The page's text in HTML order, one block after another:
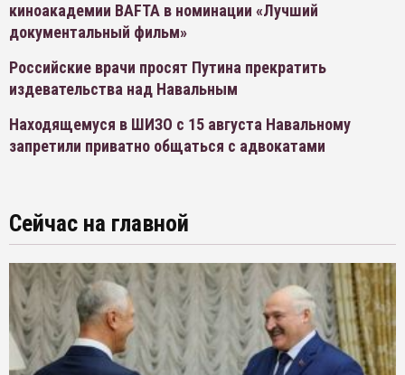
киноакадемии BAFTA в номинации «Лучший
документальный фильм»
Российские врачи просят Путина прекратить
издевательства над Навальным
Находящемуся в ШИЗО с 15 августа Навальному
запретили приватно общаться с адвокатами
Сейчас на главной